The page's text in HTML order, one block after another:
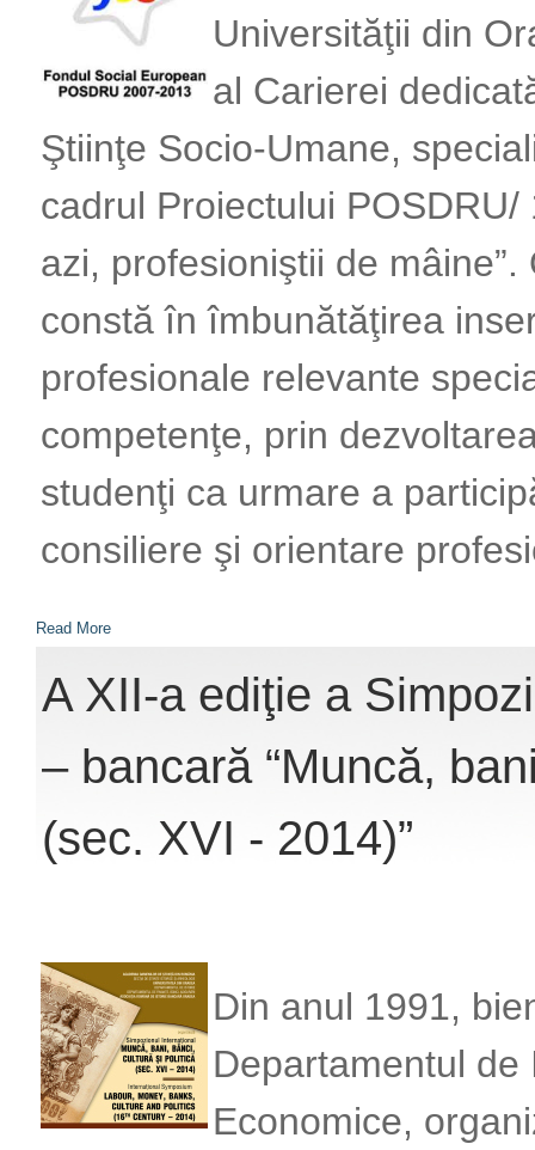
Universităţii din
al Carierei
Ştiinţe Socio-Umane,
cadrul Proiectului
azi, profesioniştii de
constă în îmbunătăţirea
profesionale relevante
competenţe, prin
studenţi ca urmare a
consiliere şi orientare
Read More
A XII-a ediţie a
– bancară “Muncă,
(sec. XVI - 2014)”
Din anul 1991,
Departamentul
Economice,